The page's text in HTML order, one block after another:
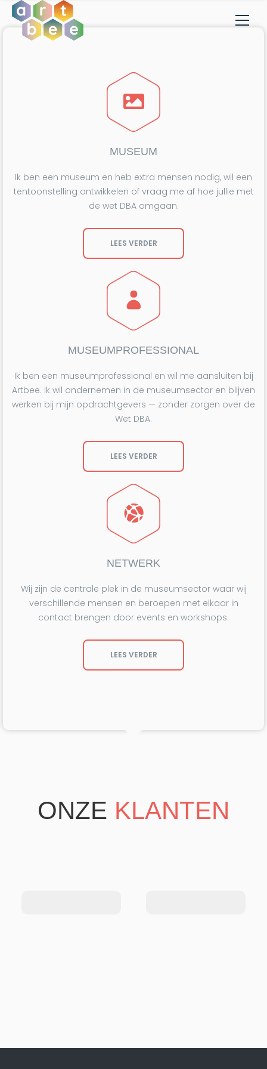
MUSEUM
Ik ben een museum en heb extra mensen nodig, wil een
tentoonstelling ontwikkelen of vraag me af hoe jullie met
de wet DBA omgaan.
LEES VERDER
MUSEUMPROFESSIONAL
Ik ben een museumprofessional en wil me aansluiten bij
Artbee. Ik wil ondernemen in de museumsector en blijven
werken bij mijn opdrachtgevers — zonder zorgen over de
Wet DBA.
LEES VERDER
NETWERK
Wij zijn de centrale plek in de museumsector waar wij
verschillende mensen en beroepen met elkaar in
contact brengen door events en workshops.
LEES VERDER
ONZE KLANTEN